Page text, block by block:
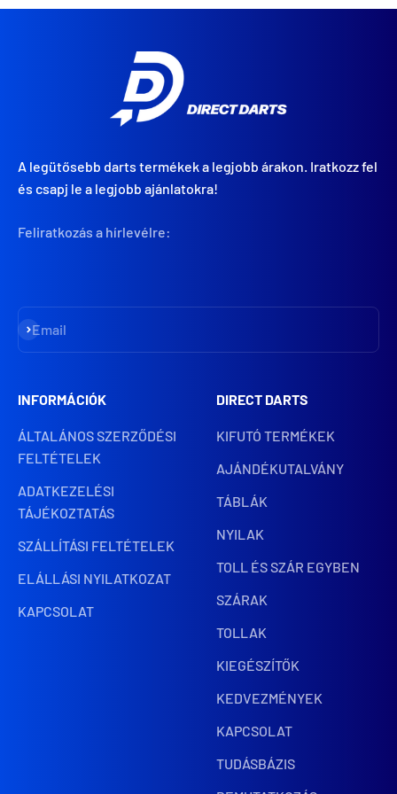
A legütősebb darts termékek a legjobb árakon. Iratkozz fel
és csapj le a legjobb ajánlatokra!
Feliratkozás a hírlevélre:
Email
Iratkozz fel
INFORMÁCIÓK
ÁLTALÁNOS SZERZŐDÉSI
FELTÉTELEK
ADATKEZELÉSI
TÁJÉKOZTATÁS
SZÁLLÍTÁSI FELTÉTELEK
ELÁLLÁSI NYILATKOZAT
KAPCSOLAT
DIRECT DARTS
KIFUTÓ TERMÉKEK
AJÁNDÉKUTALVÁNY
TÁBLÁK
NYILAK
TOLL ÉS SZÁR EGYBEN
SZÁRAK
TOLLAK
KIEGÉSZÍTŐK
KEDVEZMÉNYEK
KAPCSOLAT
TUDÁSBÁZIS